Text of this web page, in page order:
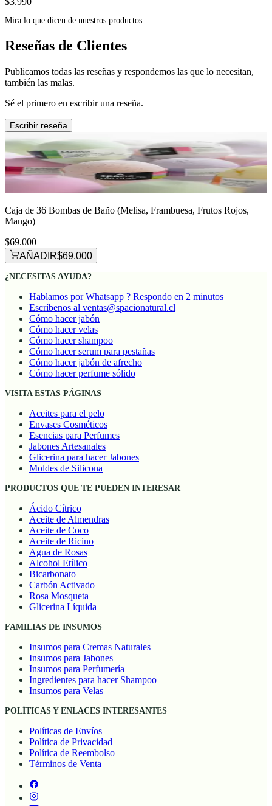
Mira lo que dicen de nuestros productos
Reseñas de Clientes
Publicamos todas las reseñas y respondemos las que lo necesitan,
también las malas.
Sé el primero en escribir una reseña.
Escribir reseña
Caja de 36 Bombas de Baño (Melisa, Frambuesa, Frutos Rojos,
Mango)
$69.000
AÑADIR$69.000
¿NECESITAS AYUDA?
Hablamos por Whatsapp ? Respondo en 2 minutos
Escríbenos al ventas@spacionatural.cl
Cómo hacer jabón
Cómo hacer velas
Cómo hacer shampoo
Cómo hacer serum para pestañas
Cómo hacer jabón de afrecho
Cómo hacer perfume sólido
VISITA ESTAS PÁGINAS
Aceites para el pelo
Envases Cosméticos
Esencias para Perfumes
Jabones Artesanales
Glicerina para hacer Jabones
Moldes de Silicona
PRODUCTOS QUE TE PUEDEN INTERESAR
Ácido Cítrico
Aceite de Almendras
Aceite de Coco
Aceite de Ricino
Agua de Rosas
Alcohol Etílico
Bicarbonato
Carbón Activado
Rosa Mosqueta
Glicerina Líquida
FAMILIAS DE INSUMOS
Insumos para Cremas Naturales
Insumos para Jabones
Insumos para Perfumería
Ingredientes para hacer Shampoo
Insumos para Velas
POLÍTICAS Y ENLACES INTERESANTES
Políticas de Envíos
Política de Privacidad
Política de Reembolso
Términos de Venta